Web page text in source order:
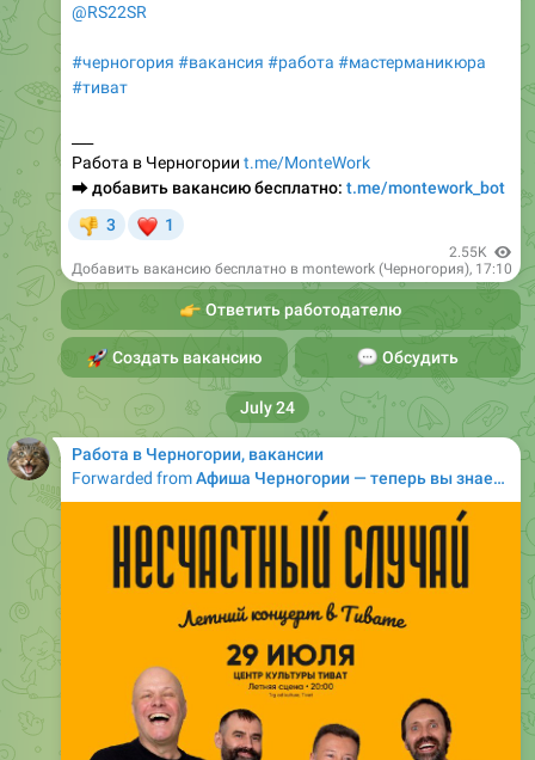
@RS22SR
#черногория #вакансия #работа #мастерманикюра
#тиват
Работа в Черногории t.me/MonteWork
⮕добавить вакансию бесплатно: t.me/montework_bot
3 1
2.55K
Добавить вакансию бесплатно в montework (Черногория), 17:10
👉Ответить работодателю
Создать вакансию💬Обсудить
Работа в Черногории, вакансии
Forwarded fromАфиша Черногории — теперь вы знаете, куда пойти! (новая афиша)
July 24